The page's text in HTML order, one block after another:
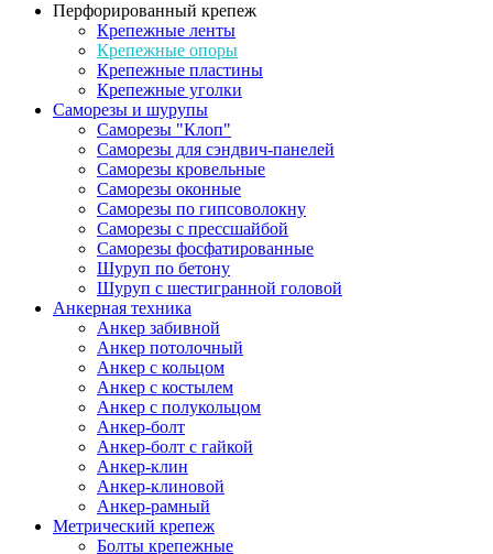
Перфорированный крепеж
Крепежные ленты
Крепежные опоры
Крепежные пластины
Крепежные уголки
Саморезы и шурупы
Саморезы "Клоп"
Саморезы для сэндвич-панелей
Саморезы кровельные
Саморезы оконные
Саморезы по гипсоволокну
Саморезы с прессшайбой
Саморезы фосфатированные
Шуруп по бетону
Шуруп с шестигранной головой
Анкерная техника
Анкер забивной
Анкер потолочный
Анкер с кольцом
Анкер с костылем
Анкер с полукольцом
Анкер-болт
Анкер-болт с гайкой
Анкер-клин
Анкер-клиновой
Анкер-рамный
Метрический крепеж
Болты крепежные